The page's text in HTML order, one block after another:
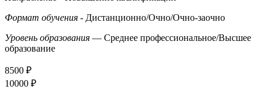
Формат обучения - Дистанционно/Очно/Очно-заочно
Уровень образования — Среднее профессиональное/Высшее
образование
8500 ₽
10000 ₽